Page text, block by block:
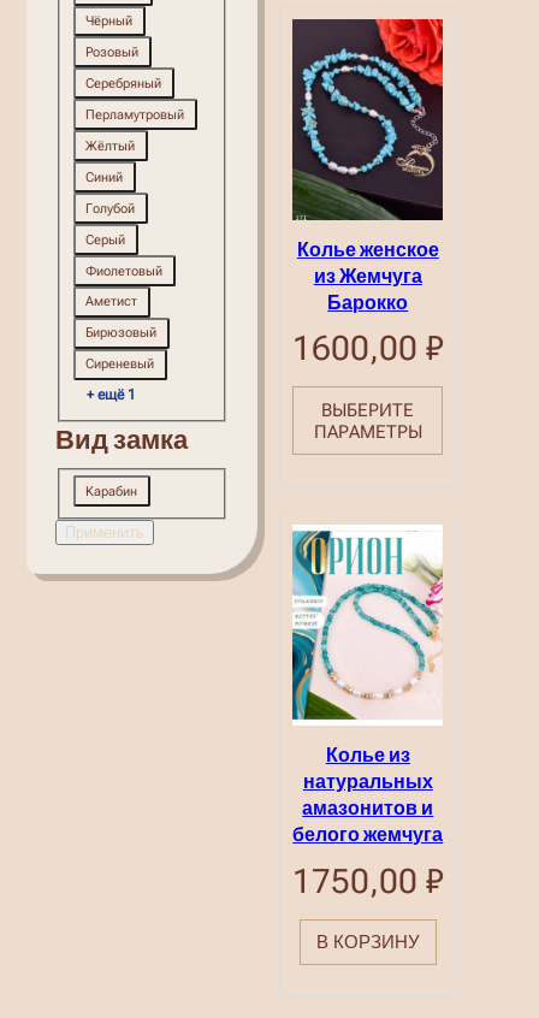
Чёрный
Розовый
Серебряный
Перламутровый
Жёлтый
Синий
Голубой
Серый
Фиолетовый
Аметист
Бирюзовый
Сиреневый
+ ещё 1
Вид замка
Вид
замка
Карабин
Применить
Колье женское
из Жемчуга
Барокко
1600,00₽
ВЫБЕРИТЕ
ПАРАМЕТРЫ
Колье из
натуральных
амазонитов и
белого жемчуга
1750,00₽
В КОРЗИНУ